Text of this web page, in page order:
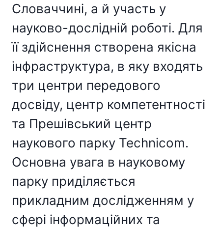
Словаччині, а й участь у
науково-дослідній роботі. Для
її здійснення створена якісна
інфраструктура, в яку входять
три центри передового
досвіду, центр компетентності
та Прешівський центр
наукового парку Technicom.
Основна увага в науковому
парку приділяється
прикладним дослідженням у
сфері інформаційних та